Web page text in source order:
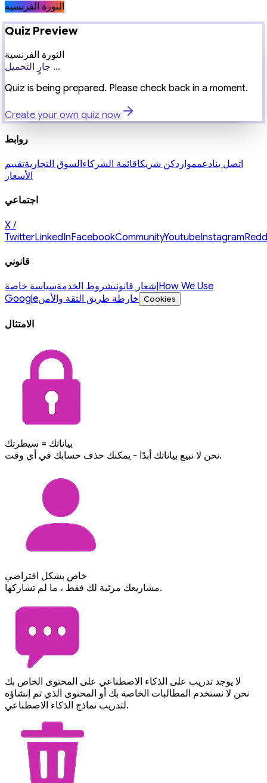
الثورة الفرنسية
Quiz Preview
الثورة الفرنسية
جارٍ التحميل ...
Quiz is being prepared. Please check back in a moment.
Create your own quiz now
روابط
اتصل بنادعممواردكن شريكاقائمة الشركاءالسوق التجاريةتقييم
الأسعار
اجتماعي
X /
TwitterLinkedInFacebookCommunityYoutubeInstagram
قانوني
إشعار قانونيشروط الخدمةسياسة خاصة
How We Use
Googleخارطة طريق الثقة والأمن Cookies
الامتثال
بياناتك = سيطرتك
نحن لا نبيع بياناتك أبدًا - يمكنك حذف حسابك في أي وقت.
خاص بشكل افتراضي
مشاريعك مرئية لك فقط ، ما لم تشاركها.
لا يوجد تدريب على الذكاء الاصطناعي على المحتوى الخاص بك
نحن لا نستخدم المطالبات الخاصة بك أو المحتوى الذي تم إنشاؤه
لتدريب نماذج الذكاء الاصطناعي.